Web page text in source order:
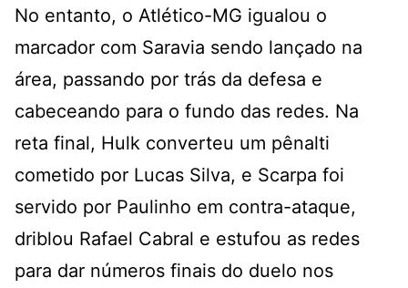
No entanto, o Atlético-MG igualou o
marcador com Saravia sendo lançado na
área, passando por trás da defesa e
cabeceando para o fundo das redes. Na
reta final, Hulk converteu um pênalti
cometido por Lucas Silva, e Scarpa foi
servido por Paulinho em contra-ataque,
driblou Rafael Cabral e estufou as redes
para dar números finais do duelo nos